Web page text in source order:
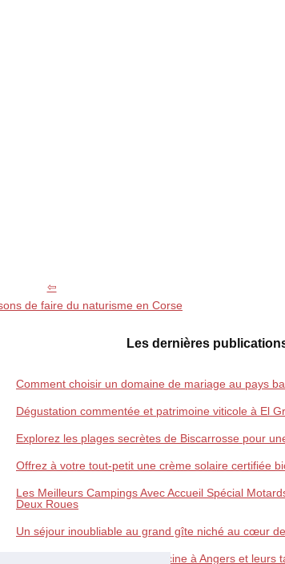
de faire du naturisme en Corse
Les dernières
Comment choisir un domaine de mariage au pays
Dégustation commentée et patrimoine viticole à El
Explorez les plages secrètes de Biscarrosse pour
Offrez à votre tout-petit une crème solaire certifiée
Les Meilleurs Campings Avec Accueil Spécial
Deux Roues
Un séjour inoubliable au grand gîte niché au cœur
Quels sont les hôtels avec piscine à Angers et leurs